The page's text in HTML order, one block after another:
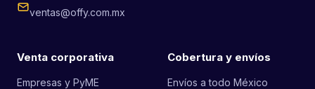
ventas@offy.com.mx
Venta corporativa
Empresas y PyME
Cobertura y envíos
Envíos a todo México